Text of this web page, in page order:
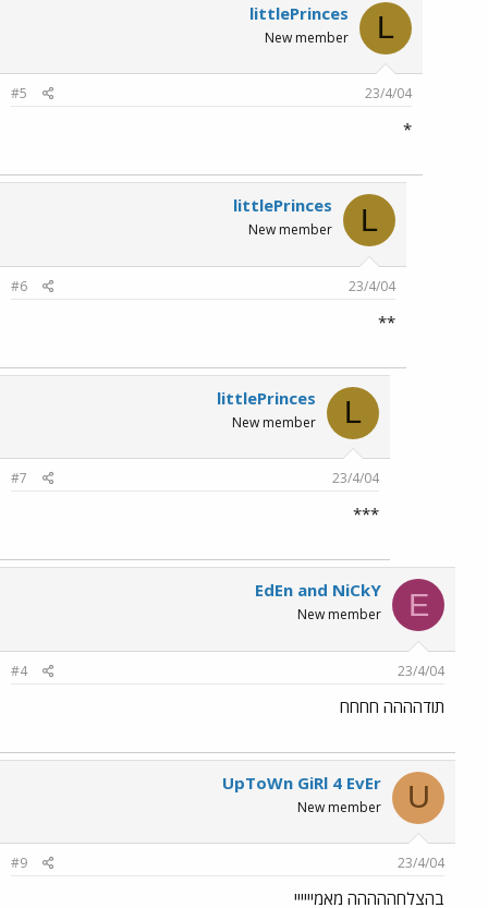
L
littlePrinces
New member
23/4/04
#5
*
L
littlePrinces
New member
23/4/04
#6
**
L
littlePrinces
New member
23/4/04
#7
***
E
EdEn and NiCkY
New member
23/4/04
#4
תודהההה חחחח
U
UpToWn GiRl 4 EvEr
New member
23/4/04
#9
בהצלחההההה מאמיייייי